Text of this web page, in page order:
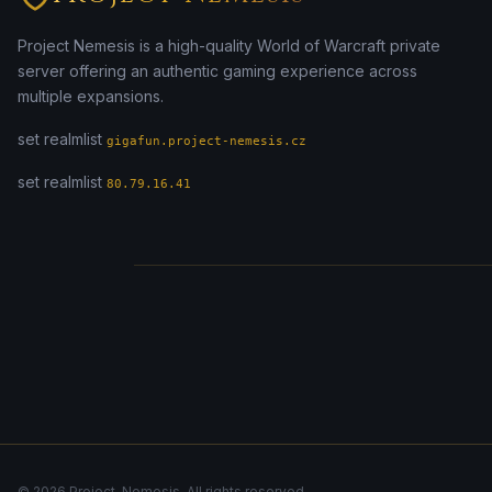
Project Nemesis is a high-quality World of Warcraft private
server offering an authentic gaming experience across
multiple expansions.
set realmlist gigafun.project-nemesis.cz
set realmlist 80.79.16.41